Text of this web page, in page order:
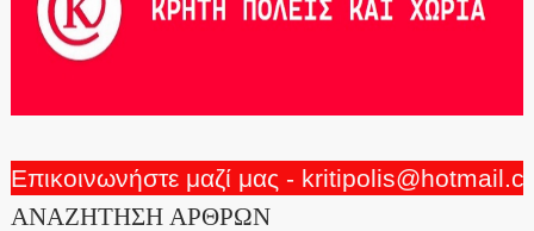
Επικοινωνήστε μαζί μας -
ΑΝΑΖΗΤΗΣΗ ΑΡΘΡΩΝ